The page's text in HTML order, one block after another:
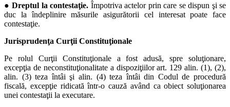
● Dreptul la contestaţie. Împotriva actelor prin care se dispun şi se
duc la îndeplinire măsurile asigurătorii cel interesat poate face
contestaţie.
Jurisprudenţa Curţii Constituţionale
Pe rolul Curţii Constituţionale a fost adusă, spre soluţionare,
excepţia de neconstituţionalitate a dispoziţiilor art. 129 alin. (1), (2),
alin. (3) teza întâi şi alin. (4) teza întâi din Codul de procedură
fiscală, excepţie ridicată într-o cauză având ca obiect soluţionarea
unei contestaţii la executare.